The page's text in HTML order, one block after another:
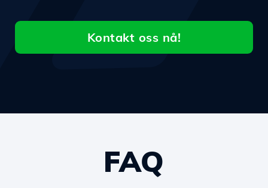
Kontakt oss nå!
FAQ